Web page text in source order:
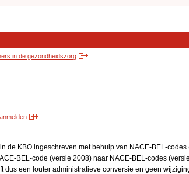
in de gezondheidszorg
de KBO ingeschreven met behulp van NACE-BEL-
BEL-code (versie 2008) naar NACE-BEL-codes
dus een louter administratieve conversie en geen